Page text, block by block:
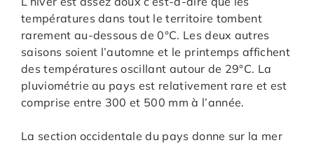
températures dans tout le territoire tombent
rarement au-dessous de 0°C. Les deux autres
saisons soient l’automne et le printemps affichent
des températures oscillant autour de 29°C. La
pluviométrie au pays est relativement rare et est
comprise entre 300 et 500 mm à l’année.
La section occidentale du pays donne sur la mer